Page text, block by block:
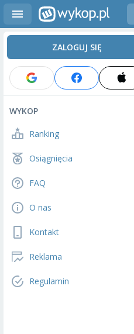
ZALOGUJ SIĘ
WYKOP
Ranking
Osiągnięcia
FAQ
O nas
Kontakt
Reklama
Regulamin